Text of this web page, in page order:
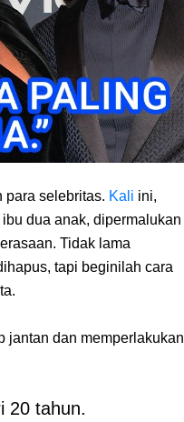
para selebritas. Kali ini,
dua anak, dipermalukan
Tidak lama
tapi beginilah cara
jantan dan memperlakukan
20 tahun.